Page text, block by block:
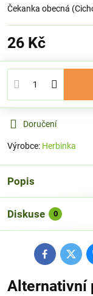
Čekanka obecná
26 Kč
Doručení
Výrobce: Herbinka
Popis
Diskuse 0
Facebook
Alternativní